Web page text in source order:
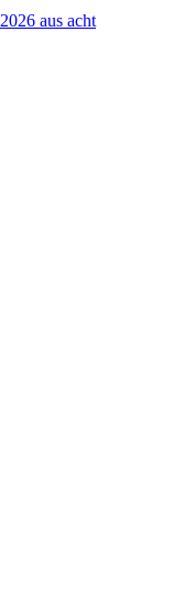
aus acht